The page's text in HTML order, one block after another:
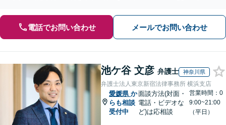
電話でお問い合わせ メールでお問い合わせ
池ケ谷 文彦 弁護士 神奈川県
弁護士法人東京新宿法律事務所 横浜支店
愛媛県 か
らも相談
受付中
面談方法(対面・
電話・ビデオな
ど)は応相談
営業時間：0
9:00~21:00
（平日）